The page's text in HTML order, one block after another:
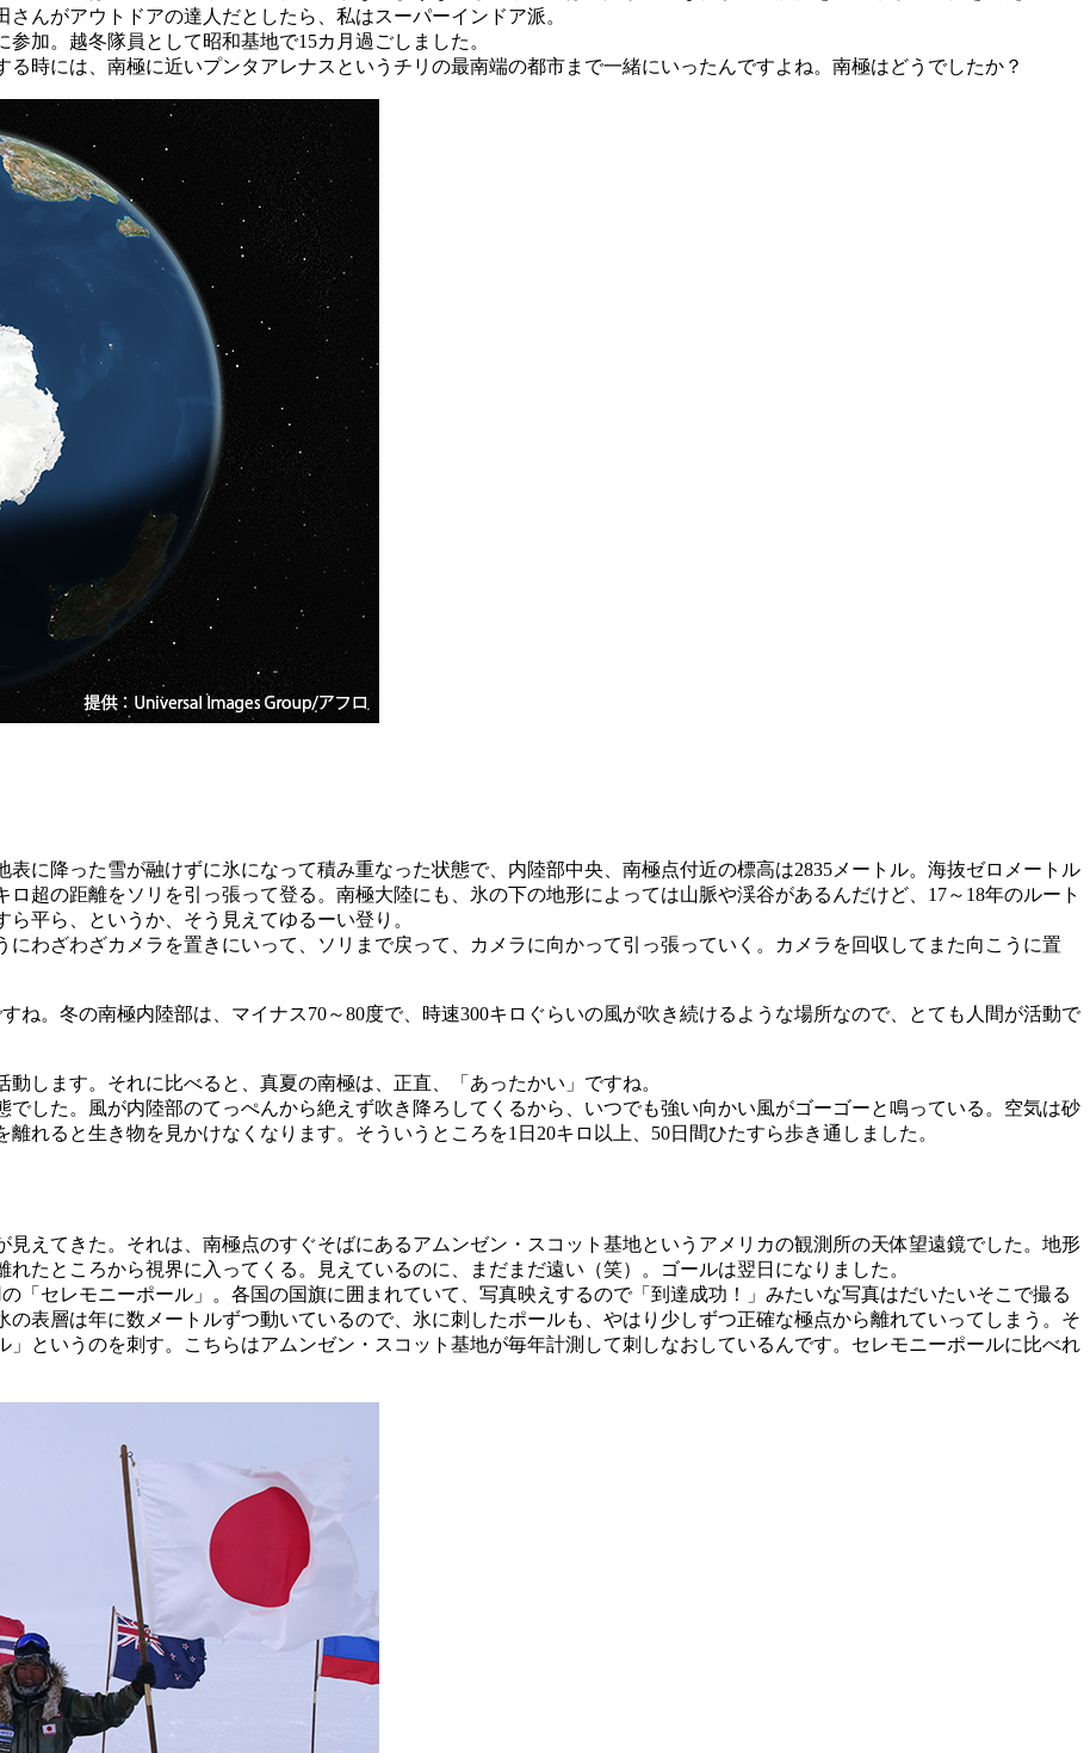
んがアウトドアの達人だとしたら、私はスーパーインドア派。
参加。越冬隊員として昭和基地で15カ月過ごしました。
時には、南極に近いプンタアレナスというチリの最南端の都市まで一緒にいったんですよね。南極はどうでしたか？
に降った雪が融けずに氷になって積み重なった状態で、内陸部中央、南極点付近の標高は2835メートル。海抜ゼロメートル
超の距離をソリを引っ張って登る。南極大陸にも、氷の下の地形によっては山脈や渓谷があるんだけど、17～18年のルート
平ら、というか、そう見えてゆるーい登り。
わざわざカメラを置きにいって、ソリまで戻って、カメラに向かって引っ張っていく。カメラを回収してまた向こうに置
ね。冬の南極内陸部は、マイナス70～80度で、時速300キロぐらいの風が吹き続けるような場所なので、とても人間が活動で
します。それに比べると、真夏の南極は、正直、「あったかい」ですね。
した。風が内陸部のてっぺんから絶えず吹き降ろしてくるから、いつでも強い向かい風がゴーゴーと鳴っている。空気は砂
れると生き物を見かけなくなります。そういうところを1日20キロ以上、50日間ひたすら歩き通しました。
えてきた。それは、南極点のすぐそばにあるアムンゼン・スコット基地というアメリカの観測所の天体望遠鏡でした。地形
たところから視界に入ってくる。見えているのに、まだまだ遠い（笑）。ゴールは翌日になりました。
「セレモニーポール」。各国の国旗に囲まれていて、写真映えするので「到達成功！」みたいな写真はだいたいそこで撮る
の表層は年に数メートルずつ動いているので、氷に刺したポールも、やはり少しずつ正確な極点から離れていってしまう。そ
というのを刺す。こちらはアムンゼン・スコット基地が毎年計測して刺しなおしているんです。セレモニーポールに比べれ